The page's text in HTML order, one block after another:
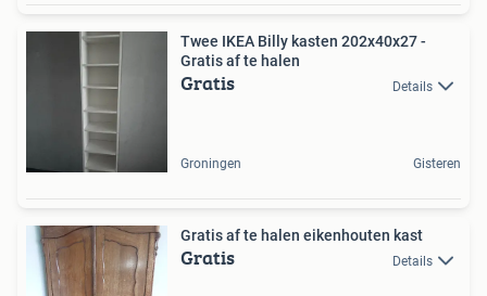
Twee IKEA Billy kasten 202x40x27 -
Gratis af te halen
Gratis Details
Groningen Gisteren
Gratis af te halen eikenhouten kast
Gratis Details